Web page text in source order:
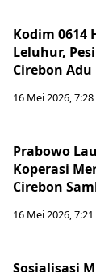
Kodim 0614
Leluhur,
Cirebon
16 Mei 2026,
Prabowo
Koperasi
Cirebon
16 Mei 2026,
Sosialisasi